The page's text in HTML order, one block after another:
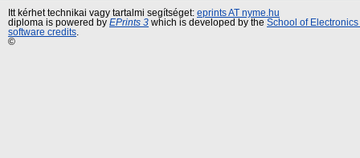
Itt kérhet technikai vagy tartalmi segítséget: eprints AT nyme.hu
diploma is powered by EPrints 3 which is developed by the School of
software credits
©